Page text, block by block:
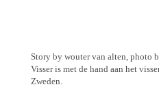
Story by wouter van alten, photo
Visser is met de hand aan het
Zweden.